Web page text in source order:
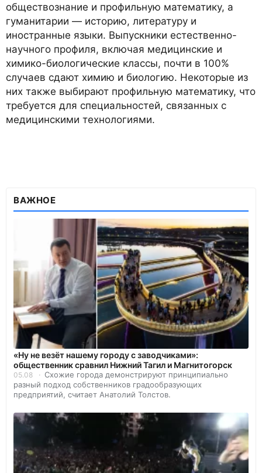
обществознание и профильную математику, а
гуманитарии — историю, литературу и
иностранные языки. Выпускники естественно-
научного профиля, включая медицинские и
химико-биологические классы, почти в 100%
случаев сдают химию и биологию. Некоторые из
них также выбирают профильную математику, что
требуется для специальностей, связанных с
медицинскими технологиями.
ВАЖНОЕ
«Ну не везёт нашему городу с заводчиками»:
общественник сравнил Нижний Тагил и Магнитогорск
05.08
Схожие города демонстрируют принципиально
разный подход собственников градообразующих
предприятий, считает Анатолий Толстов.